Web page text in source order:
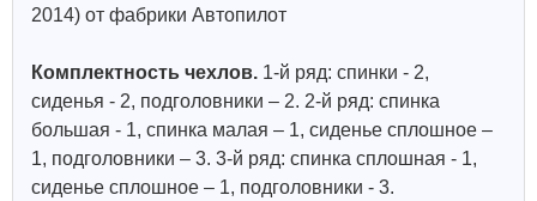
2014) от фабрики Автопилот
Комплектность чехлов. 1-й ряд: спинки - 2,
сиденья - 2, подголовники – 2. 2-й ряд: спинка
большая - 1, спинка малая – 1, сиденье сплошное –
1, подголовники – 3. 3-й ряд: спинка сплошная - 1,
сиденье сплошное – 1, подголовники - 3.